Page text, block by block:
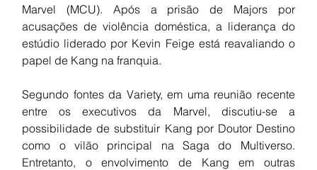
Marvel (MCU). Após a prisão de Majors por
acusações de violência doméstica, a liderança do
estúdio liderado por Kevin Feige está reavaliando o
papel de Kang na franquia.
Segundo fontes da Variety, em uma reunião recente
entre os executivos da Marvel, discutiu-se a
possibilidade de substituir Kang por Doutor Destino
como o vilão principal na Saga do Multiverso.
Entretanto, o envolvimento de Kang em outras